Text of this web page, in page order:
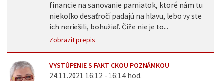
financie na sanovanie pamiatok, ktoré nám tu
niekoľko desaťročí padajú na hlavu, lebo vy ste
ich neriešili, bohužiaľ. Čiže nie je to...
Zobrazit prepis
VYSTÚPENIE S FAKTICKOU POZNÁMKOU
24.11.2021 16:12 - 16:14 hod.